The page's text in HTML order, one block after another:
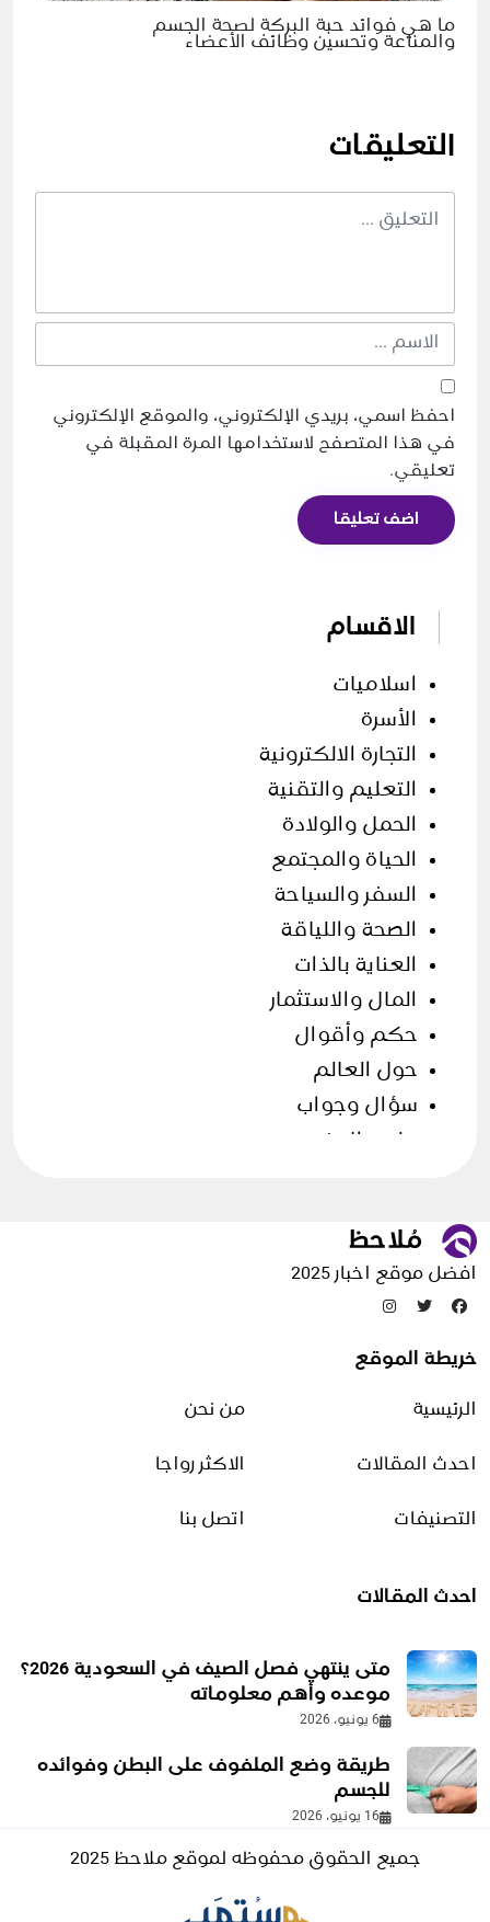
ما هي فوائد حبة البركة لصحة الجسم
والمناعة وتحسين وظائف الأعضاء
التعليقات
احفظ اسمي، بريدي الإلكتروني، والموقع الإلكتروني
في هذا المتصفح لاستخدامها المرة المقبلة في
تعليقي.
اضف تعليقا
الاقسام
اسلاميات
الأسرة
التجارة الالكترونية
التعليم والتقنية
الحمل والولادة
الحياة والمجتمع
السفر والسياحة
الصحة واللياقة
العناية بالذات
المال والاستثمار
حكم وأقوال
حول العالم
سؤال وجواب
علوم الارض
مقالات منوعة
تدوينات عشوائية
الصحة والنشاط اليومي
1 يوليو، 2026
18 أغسطس، 2025
أجمل ما قيل عن النجاح
افضل موقع اخبار 2025
خريطة الموقع
الرئيسية من نحن
احدث المقالات الاكثر رواجا
التصنيفات اتصل بنا
احدث المقالات
متى ينتهي فصل الصيف في السعودية 2026؟
موعده وأهم معلوماته
6 يونيو، 2026
طريقة وضع الملفوف على البطن وفوائده
للجسم
16 يونيو، 2026
جميع الحقوق محفوظه لموقع ملاحظ 2025